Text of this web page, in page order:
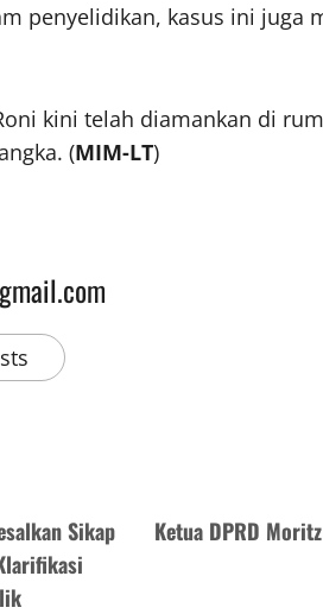
penyelidikan, kasus ini juga
kini telah diamankan di
(MIM-LT)
Sikap
Ketua DPRD